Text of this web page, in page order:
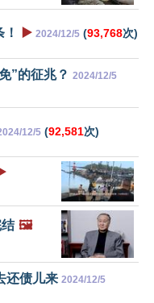
▶️ 2024/12/5 (93,768次)
”的征兆？ 2024/12/5
12/5 (92,581次)
🖼️
还债儿来 2024/12/5